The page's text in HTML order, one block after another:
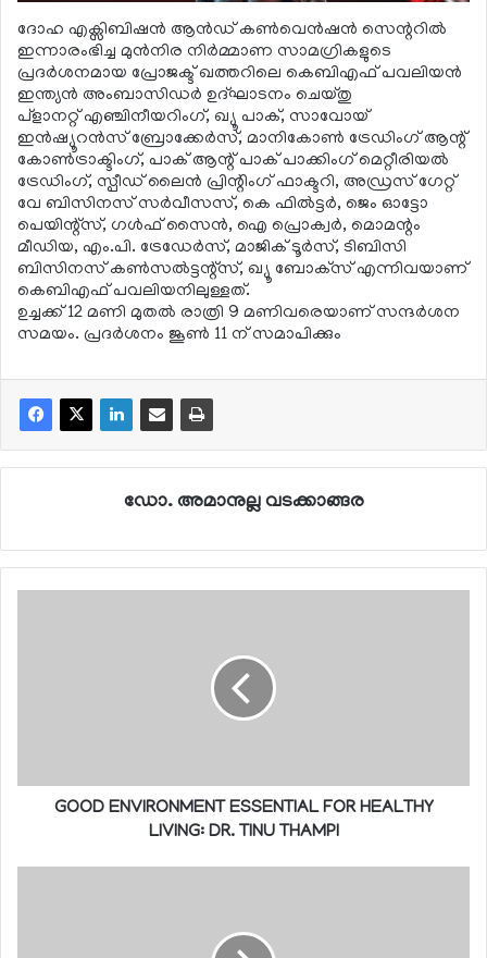
ദോഹ എക്സിബിഷന്‍ ആന്‍ഡ് കണ്‍വെന്‍ഷന്‍ സെന്ററില്‍
ഇന്നാരംഭിച്ച മുന്‍നിര നിര്‍മ്മാണ സാമഗ്രികളുടെ
പ്രദര്‍ശനമായ പ്രോജക്ട് ഖത്തറിലെ കെബിഎഫ് പവലിയന്‍
ഇന്ത്യന്‍ അംബാസിഡര്‍ ഉദ്ഘാടനം ചെയ്തു
പ്‌ളാനറ്റ് എഞ്ചിനീയറിംഗ്, ഖ്യൂ പാക്, സാവോയ്
ഇന്‍ഷ്യൂറന്‍സ് ബ്രോക്കേര്‍സ്, മാനികോണ്‍ ട്രേഡിംഗ് ആന്റ്
കോണ്‍ട്രാക്ടിംഗ്, പാക് ആന്റ് പാക് പാക്കിംഗ് മെറ്റീരിയല്‍
ട്രേഡിംഗ്, സ്പീഡ് ലൈന്‍ പ്രിന്റിംഗ് ഫാക്ടറി, അഡ്രസ് ഗേറ്റ്
വേ ബിസിനസ് സര്‍വീസസ്, കെ ഫില്‍ട്ടര്‍, ജെം ഓട്ടോ
പെയിന്റ്‌സ്, ഗള്‍ഫ് സൈന്‍, ഐ പ്രൊക്വര്‍, മൊമന്റം
മീഡിയ, എം.പി. ട്രേഡേര്‍സ്, മാജിക് ടൂര്‍സ്, ടിബിസി
ബിസിനസ് കണ്‍സല്‍ട്ടന്റ്‌സ്, ഖ്യൂ ബോക്‌സ് എന്നിവയാണ്
കെബിഎഫ് പവലിയനിലുള്ളത്.
ഉച്ചക്ക് 12 മണി മുതല്‍ രാത്രി 9 മണിവരെയാണ് സന്ദര്‍ശന
സമയം. പ്രദര്‍ശനം ജൂണ്‍ 11 ന് സമാപിക്കും
ഡോ. അമാനുല്ല വടക്കാങ്ങര
GOOD ENVIRONMENT ESSENTIAL FOR HEALTHY
LIVING: DR. TINU THAMPI